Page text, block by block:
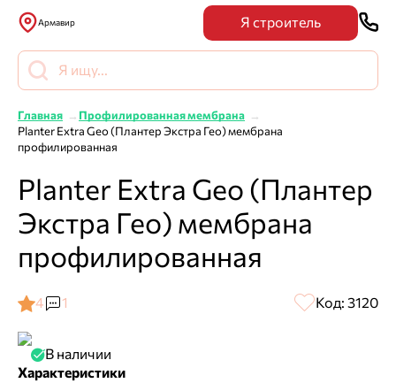
Армавир Я строитель
Главная
Профилированная мембрана
Planter Extra Geo (Плантер Экстра Гео) мембрана
профилированная
Planter Extra Geo (Плантер
Экстра Гео) мембрана
профилированная
4 1 Код: 3120
В наличии
Характеристики